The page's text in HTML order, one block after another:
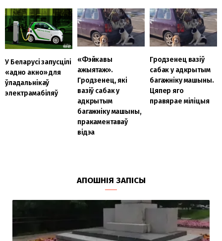
У Беларусі запусцілі
«адно акно» для
ўладальнікаў
электрамабіляў
«Фэйкавы
ажыятаж».
Гродзенец, які
вазіў сабак у
адкрытым
багажніку машыны,
пракаментаваў
відэа
Гродзенец вазіў
сабак у адкрытым
багажніку машыны.
Цяпер яго
правярае міліцыя
АПОШНІЯ ЗАПІСЫ